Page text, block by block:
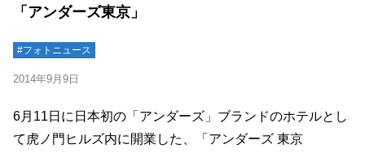
「アンダーズ東京」
#フォトニュース
2014年9月9日
6月11日に日本初の「アンダーズ」ブランドのホテルとし
て虎ノ門ヒルズ内に開業した、「アンダーズ 東京